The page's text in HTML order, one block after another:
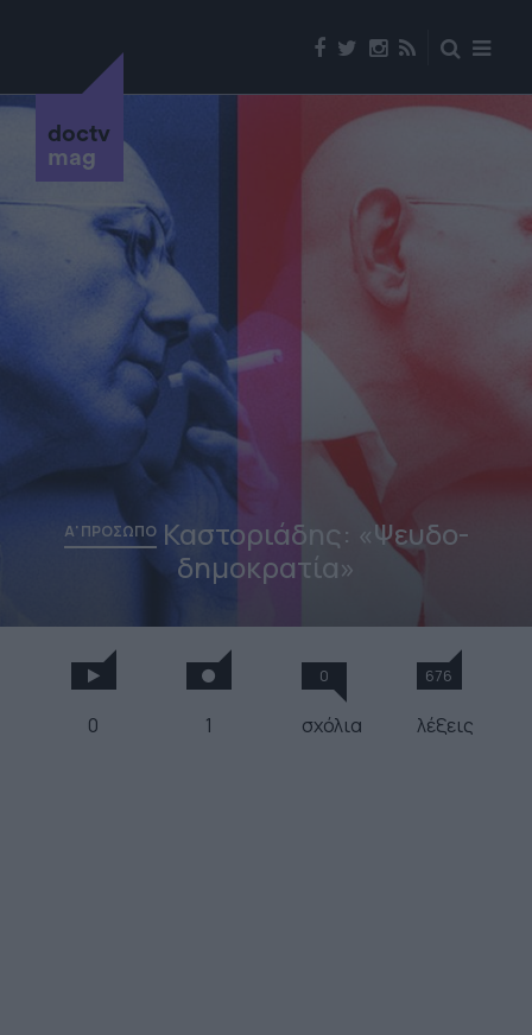
doctv
mag
Α' ΠΡΟΣΩΠΟΚαστοριάδης: «Ψευδο-
δημοκρατία»
0 1
0
σχόλια
676
λέξεις